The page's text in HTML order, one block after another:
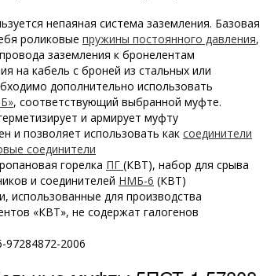
непаяная система заземления. Базовая
роликовые пружины постоянного давления,
заземления к бронелентам
на кабель с броней из стальных или
дополнительно использовать
, соответствующий выбранной муфте.
и армирует муфту
и позволяет использовать как соединители
соединители
горелка ПГ (КВТ), набор для срыва
и соединителей НМБ-6 (КВТ)
использованные для производства
«КВТ», не содержат галогенов
97284872-2006